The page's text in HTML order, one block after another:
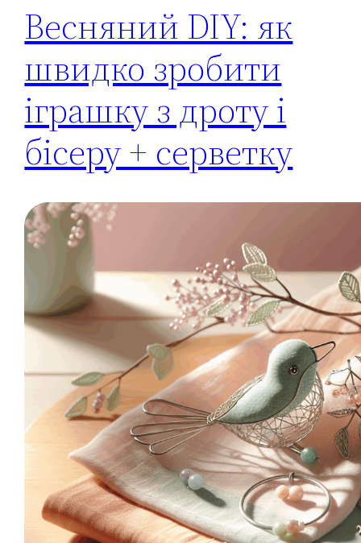
Весняний DIY: як
швидко зробити
іграшку з дроту і
бісеру + серветку